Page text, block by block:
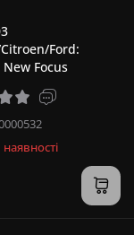
Ford:
Focus